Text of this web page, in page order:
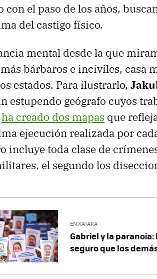
con el paso de los años,
del castigo físico.
mental desde la que
bárbaros e inciviles, casa
estados. Para ilustrarlo,
estupendo geógrafo cuyos
ha creado dos mapas que
ejecución realizada por
incluye toda clase de
el segundo los
EN XATAKA
Gabriel y la
seguro que los